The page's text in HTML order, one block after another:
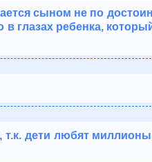
сыном не по
глазах ребенка,
дети любят